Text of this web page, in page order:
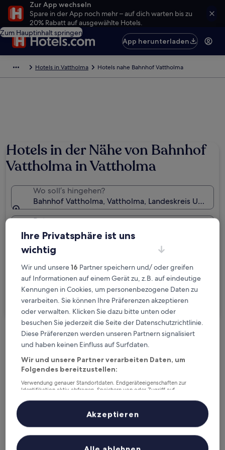
Zur App wechseln
Spare in der App noch mehr – auf dich warten bis zu
20% Rabatt auf ausgewählte Hotels.
Zum Hauptinhalt springen
App herunterladen
Hotels in Vattholma Hotels nahe Bahnhof Vattholma
Hotels in der Nähe von Bahnhof
Vattholma in Vattholma
Wo soll’s hingehen?
Bahnhof Vattholma, Vattholma, Landeskreis
Daten
Do., 20. Aug. - Fr., 21. Aug.
Gäste
Ich reise geschäftlich
Suchen
Kostenlose Stornierung bei
Planänderungen
Verdiene Prämien für jede
wahrgenommene Übernachtung
Mehr sparen mit Preisen für Mitglieder
Ihre Privatsphäre ist uns
wichtig
Wir und unsere16 Partner speichern und/ oder greifen
auf Informationen auf einem Gerät zu, z.B. auf eindeutige
Kennungen in Cookies, um personenbezogene Daten zu
verarbeiten. Sie können Ihre Präferenzen akzeptieren
oder verwalten. Klicken Sie dazu bitte unten oder
besuchen Sie jederzeit die Seite der Datenschutzrichtlinie.
Diese Präferenzen werden unseren Partnern signalisiert
und haben keinen Einfluss auf Surfdaten.
Wir und unsere Partner verarbeiten Daten, um
Folgendes bereitzustellen:
Verwendung genauer Standortdaten. Endgeräteeigenschaften zur
Identifikation aktiv abfragen. Speichern von oder Zugriff auf
Inhalte, Messung von Werbeleistung und der Performance von Inhalten,
Zielgruppenforschung sowie Entwicklung und Verbesserung von
Liste der Partner (Lieferanten)
Akzeptieren